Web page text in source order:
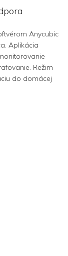
Anycubic
Aplikácia
Režim
do domácej